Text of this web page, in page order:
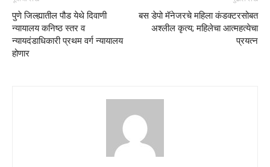
पुणे जिल्ह्यातील पौड येथे दिवाणी
न्यायालय कनिष्ठ स्तर व
न्यायदंडाधिकारी प्रथम वर्ग न्यायालय
होणार
बस डेपो मॅनेजरचे महिला कंडक्टरसोबत
अश्लील कृत्य; महिलेचा आत्महत्येचा
प्रयत्न